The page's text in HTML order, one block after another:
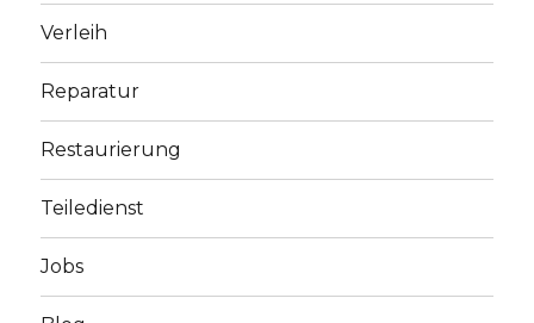
Verleih
Reparatur
Restaurierung
Teiledienst
Jobs